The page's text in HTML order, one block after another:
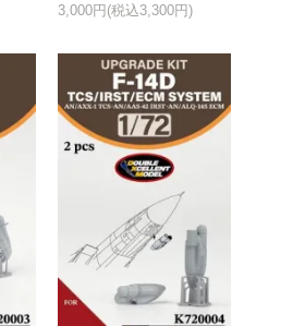
3,000円(税込3,300円)